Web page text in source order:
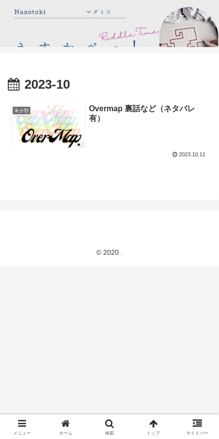
2023-10
未分類
Overmap 裏話など（ネタバレ
有）
2023.10.11
© 2020 .
メニュー ホーム 検索 トップ サイドバー